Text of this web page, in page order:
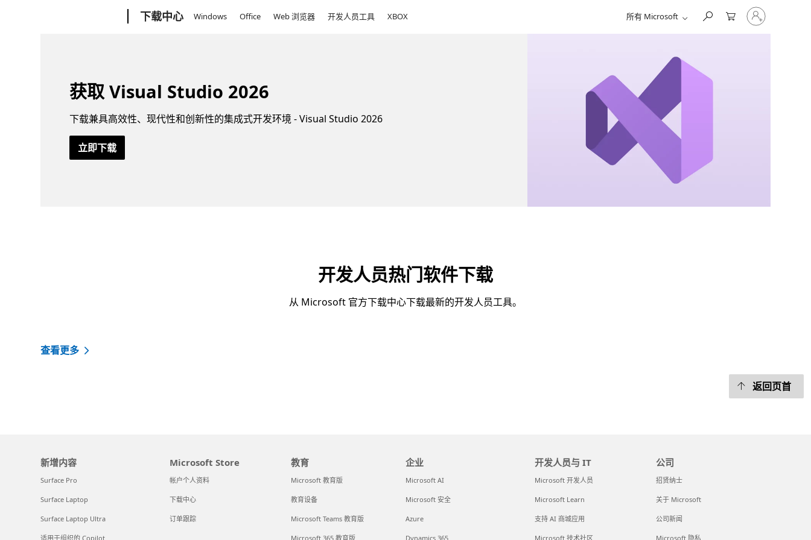
下载中心 Windows Office Web 浏览器 开发人员工具 XBOX 所有 Microsoft
请
登
获取 Visual Studio 2026
下载兼具高效性、现代性和创新性的集成式开发环境 - Visual Studio 2026
立即下载
开发人员热门软件下载
从 Microsoft 官方下载中心下载最新的开发人员工具。
查看更多
返回页首
新增内容
Surface Pro
Surface Laptop
Surface Laptop Ultra
适用于组织的 Copilot
Microsoft Store
帐户个人资料
下载中心
订单跟踪
教育
Microsoft 教育版
教育设备
Microsoft Teams 教育版
Microsoft 365 教育版
企业
Microsoft AI
Microsoft 安全
Azure
Dynamics 365
开发人员与 IT
Microsoft 开发人员
Microsoft Learn
支持 AI 商城应用
Microsoft 技术社区
公司
招贤纳士
关于 Microsoft
公司新闻
Microsoft 隐私